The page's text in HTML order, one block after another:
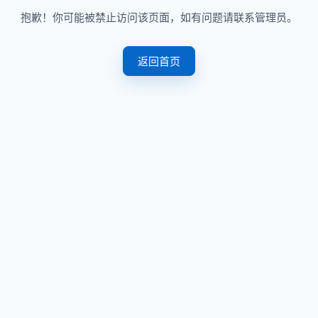
抱歉！你可能被禁止访问该页面，如有问题请联系管理员。
返回首页